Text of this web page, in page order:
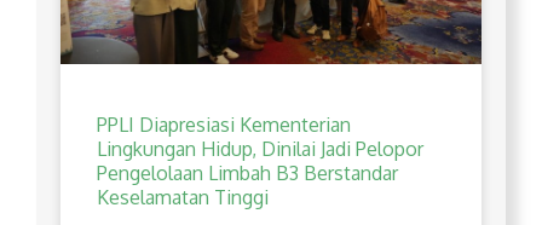
PPLI Diapresiasi Kementerian
Lingkungan Hidup, Dinilai Jadi Pelopor
Pengelolaan Limbah B3 Berstandar
Keselamatan Tinggi